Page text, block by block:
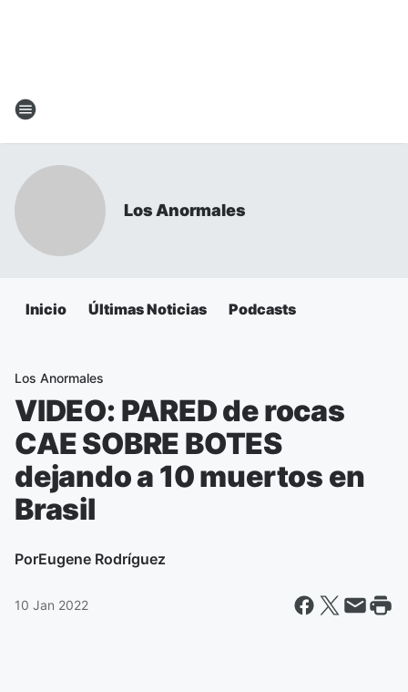
Los Anormales
Inicio Últimas Noticias Podcasts
Los Anormales
VIDEO: PARED de rocas
CAE SOBRE BOTES
dejando a 10 muertos en
Brasil
PorEugene Rodríguez
10 Jan 2022